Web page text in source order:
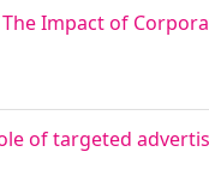
Impact of
of targeted